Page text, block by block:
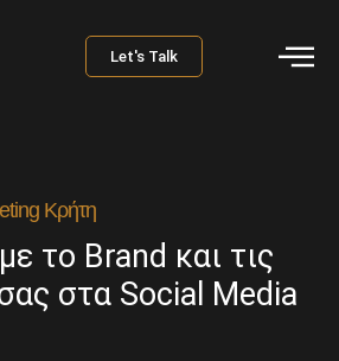
Let's Talk
Κρήτη
το Brand και τις
στα Social Media